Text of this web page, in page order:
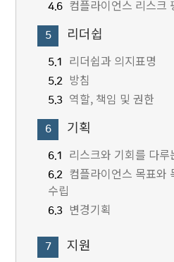
4.6 컴플라이언스 리스크
5 리더쉽
5.1 리더쉽과 의지표명
5.2 방침
5.3 역할, 책임 및 권한
6 기획
6.1 리스크와 기회를 다루
6.2
컴플라이언스 목표와
수립
6.3 변경기획
7 지원